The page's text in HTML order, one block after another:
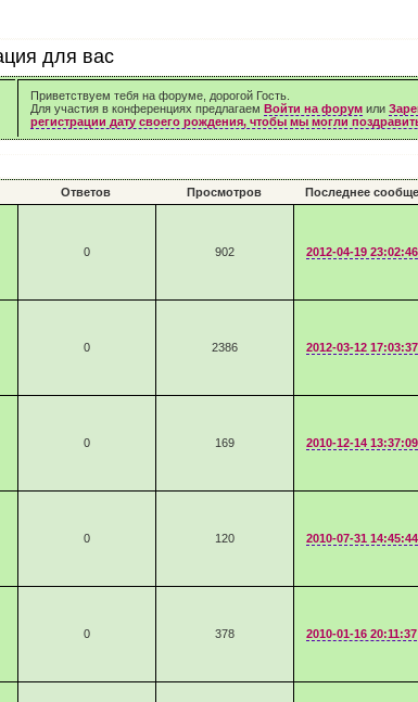
для вас
Приветствуем тебя на форуме, дорогой Гость.
Для участия в конференциях предлагаем Войти на форумили
регистрации дату своего рождения, чтобы мы могли
Ответов Просмотров Последнее
0 902 2012-04-19 23:02:46
0 2386 2012-03-12 17:03:37
0 169 2010-12-14 13:37:09
0 120 2010-07-31 14:45:44
0 378 2010-01-16 20:11:37